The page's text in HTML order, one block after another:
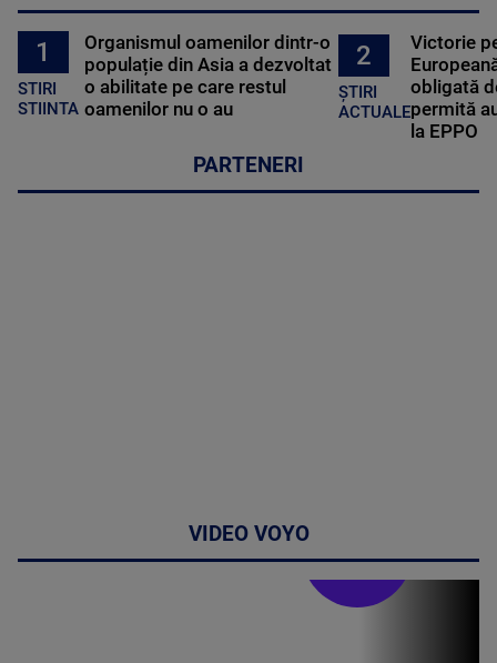
1
STIRI
STIINTA
Organismul oamenilor dintr-o
populație din Asia a dezvoltat
o abilitate pe care restul
oamenilor nu o au
2
ȘTIRI
ACTUALE
Victorie
obligată
permită
la EPPO
PARTENERI
VIDEO VOYO